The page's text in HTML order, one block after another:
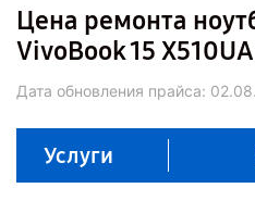
Цена ремонта
VivoBook 15
Дата обновления прайса:
Услуги